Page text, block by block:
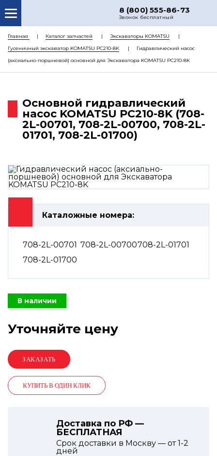
8 (800) 555-86-73
Звонок бесплатный
О НАС
КАТАЛОГ ЗАПЧАСТЕЙ
РЕМОНТ
ЦЕНЫ
КОНТАКТЫ
Главная Каталог запчастей
Экскаваторы KOMATSU
Гусеничный экскаватор KOMATSU PC210-8K
Гидравлический насос
(аксиально-поршневой) основной для Экскаватора KOMATSU PC210-8K
Основной гидравлический
насос KOMATSU PC210-8K (708-
2L-00701, 708-2L-00700, 708-2L-
01701, 708-2L-01700)
Каталожные номера:
708-2L-00701 708-2L-00700708-2L-01701
708-2L-01700
В наличии
Уточняйте цену
КУПИТЬ В ОДИН КЛИК
Доставка по РФ —
БЕСПЛАТНАЯ
Срок доставки в Москву — от1-2
дней